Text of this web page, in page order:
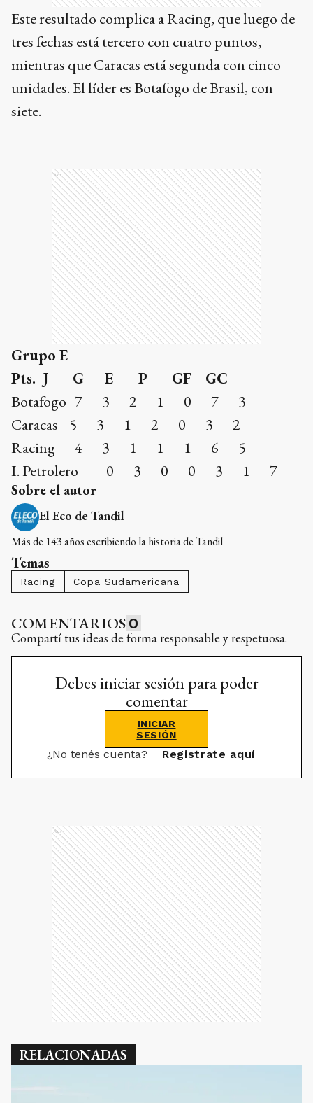
Este resultado complica a Racing, que luego de
tres fechas está tercero con cuatro puntos,
mientras que Caracas está segunda con cinco
unidades. El líder es Botafogo de Brasil, con
siete.
Ads
Grupo E
Pts. J G E P GF GC
Botafogo 7 3 2 1 0 7 3
Caracas 5 3 1 2 0 3 2
Racing 4 3 1 1 1 6 5
I. Petrolero 0 3 0 0 3 1 7
Sobre el autor
El Eco de Tandil
Más de 143 años escribiendo la historia de Tandil
Temas
Racing Copa Sudamericana
COMENTARIOS 0
Compartí tus ideas de forma responsable y respetuosa.
Debes iniciar sesión para poder
comentar
INICIAR
SESIÓN
¿No tenés cuenta? Registrate aquí
Ads
RELACIONADAS